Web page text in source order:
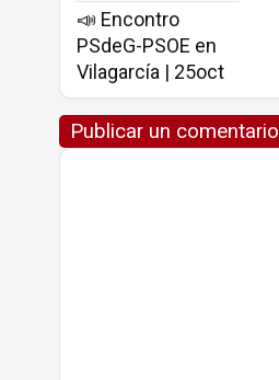
📣 Encontro
PSdeG-PSOE en
Vilagarcía | 25oct
Publicar un comentario